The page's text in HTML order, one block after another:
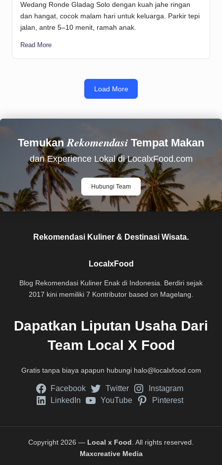
Wedang Ronde Gladag Solo dengan kuah jahe ringan
dan hangat, cocok malam hari untuk keluarga. Parkir tepi
jalan, antre 5–10 menit, ramah anak.
Read More
Load More
TemukanRekomendasi Tempat Makan
dan Experience Lokal di LocalxFood.com
Hubungi Team
Rekomendasi Kuliner & Destinasi Wisata.
LocalxFood
Blog Rekomendasi Kuliner Enak di Indonesia. Berdiri sejak
2017 kini memiliki 7 Kontributor based on Magelang.
Dapatkan Liputan Usaha Dari
Team Local X Food
Gratis tanpa biaya apapun hubungi halo@localxfood.com
Facebook Twitter
Instagram
LinkedIn
YouTube Pinterest
Copyright 2026 — Local x Food
. All rights reserved.
Maxcreative Media